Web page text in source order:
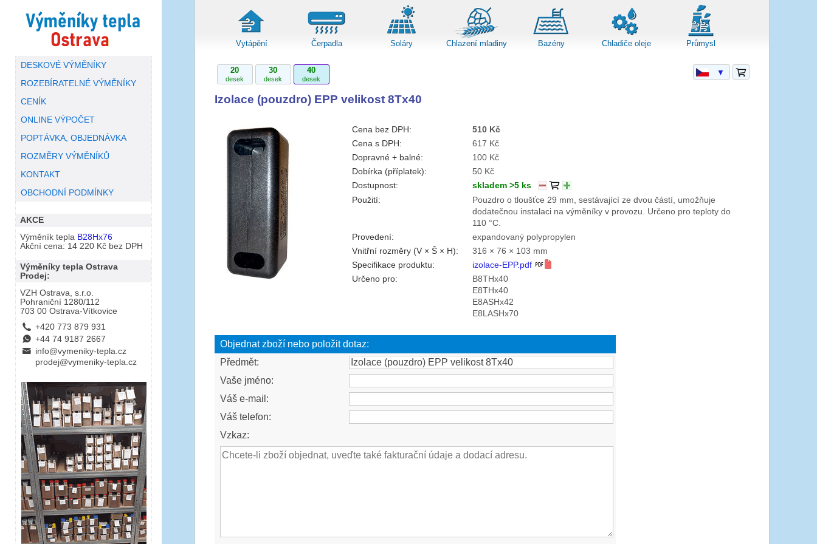
DESKOVÉ VÝMĚNÍKY
ROZEBÍRATELNÉ VÝMĚNÍKY
CENÍK
ONLINE VÝPOČET
POPTÁVKA, OBJEDNÁVKA
ROZMĚRY VÝMĚNÍKŮ
KONTAKT
OBCHODNÍ PODMÍNKY
AKCE
Výměník tepla B28Hx76
Akční cena: 14 220 Kč bez DPH
Výměníky tepla Ostrava
Prodej:
VZH Ostrava, s.r.o.
Pohraniční 1280/112
703 00 Ostrava-Vítkovice
L +420 773 879 931
E +44 74 9187 2667
B info@vymeniky-tepla.cz
prodej@vymeniky-tepla.cz
Vytápění Čerpadla Soláry Chlazení mladiny Bazény Chladiče oleje Průmysl
20
desek
30
desek
40
desek
Izolace (pouzdro) EPP velikost 8Tx40
Cena bez DPH:
510 Kč
Cena s DPH:
617 Kč
Dopravné + balné:
100 Kč
Dobírka (příplatek):
50 Kč
Dostupnost:
skladem >5 ks
Použití:
Pouzdro o tloušťce 29 mm, sestávající ze dvou částí, umožňuje
dodatečnou instalaci na výměníky v provozu. Určeno pro teploty do
110 °C.
Provedení:
expandovaný polypropylen
Vnitřní rozměry (V × Š × H):
316 × 76 × 103 mm
Specifikace produktu:
izolace-EPP.pdf
Určeno pro:
B8THx40
E8THx40
E8ASHx42
E8LASHx70
Objednat zboží nebo položit dotaz:
Předmět:
Vaše jméno:
Váš e-mail:
Váš telefon:
Vzkaz:
▼